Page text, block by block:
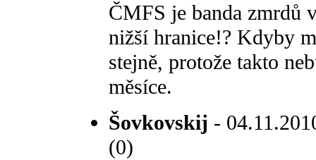
ČMFS je banda zmrdů
nižší hranice!? Kdyby
stejně, protože takto
měsíce.
Šovkovskij -
(0)